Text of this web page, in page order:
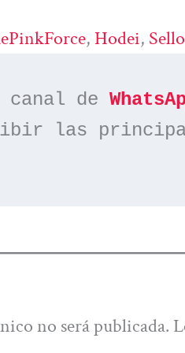
, Hodei, Sello
canal de
las
no será publicada.